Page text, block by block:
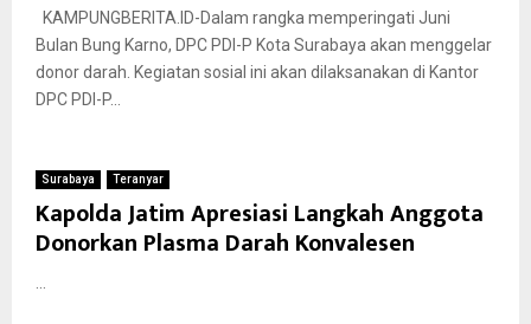
KAMPUNGBERITA.ID-Dalam rangka memperingati Juni
Bulan Bung Karno, DPC PDI-P Kota Surabaya akan menggelar
donor darah. Kegiatan sosial ini akan dilaksanakan di Kantor
DPC PDI-P...
Surabaya Teranyar
Kapolda Jatim Apresiasi Langkah Anggota
Donorkan Plasma Darah Konvalesen